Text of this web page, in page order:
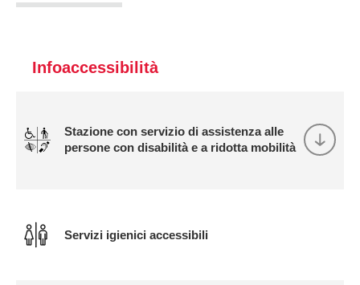
Infoaccessibilità
Stazione con servizio di assistenza alle
persone con disabilità e a ridotta mobilità
Servizi igienici accessibili